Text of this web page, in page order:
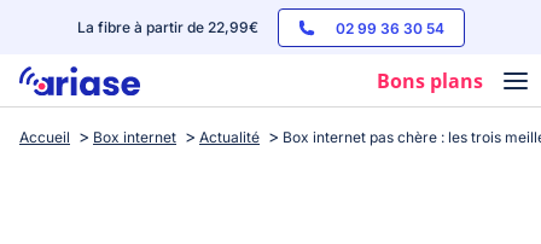
La fibre à partir de 22,99€ 02 99 36 30 54
Bons plans
Box internet
Accueil Box internet Actualité Box internet pas chère : les trois